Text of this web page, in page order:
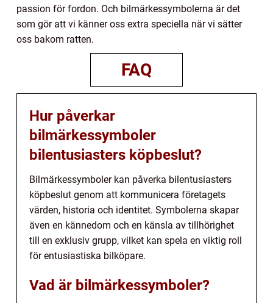
passion för fordon. Och bilmärkessymbolerna är det
som gör att vi känner oss extra speciella när vi sätter
oss bakom ratten.
FAQ
Hur påverkar
bilmärkessymboler
bilentusiasters köpbeslut?
Bilmärkessymboler kan påverka bilentusiasters
köpbeslut genom att kommunicera företagets
värden, historia och identitet. Symbolerna skapar
även en kännedom och en känsla av tillhörighet
till en exklusiv grupp, vilket kan spela en viktig roll
för entusiastiska bilköpare.
Vad är bilmärkessymboler?